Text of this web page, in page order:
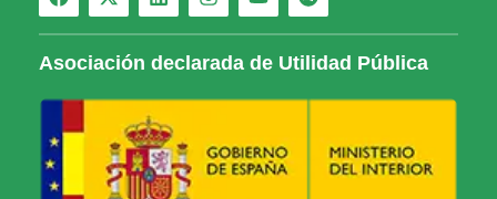
Asociación declarada de Utilidad Pública